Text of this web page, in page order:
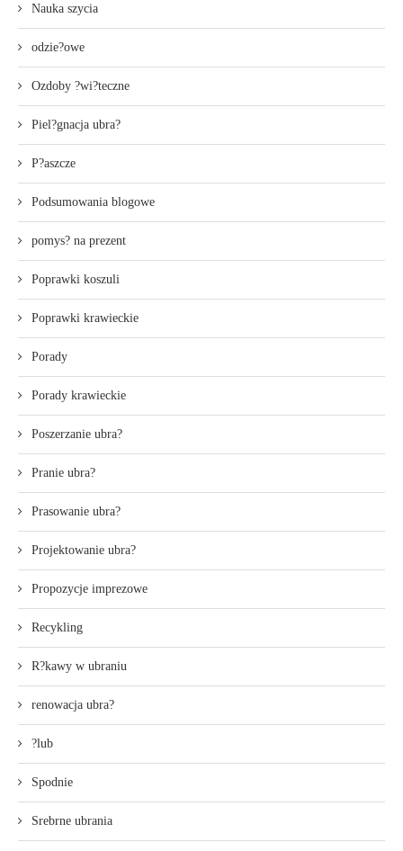
Nauka szycia
odzie?owe
Ozdoby ?wi?teczne
Piel?gnacja ubra?
P?aszcze
Podsumowania blogowe
pomys? na prezent
Poprawki koszuli
Poprawki krawieckie
Porady
Porady krawieckie
Poszerzanie ubra?
Pranie ubra?
Prasowanie ubra?
Projektowanie ubra?
Propozycje imprezowe
Recykling
R?kawy w ubraniu
renowacja ubra?
?lub
Spodnie
Srebrne ubrania